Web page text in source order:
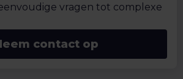
vragen tot complexe
contact op